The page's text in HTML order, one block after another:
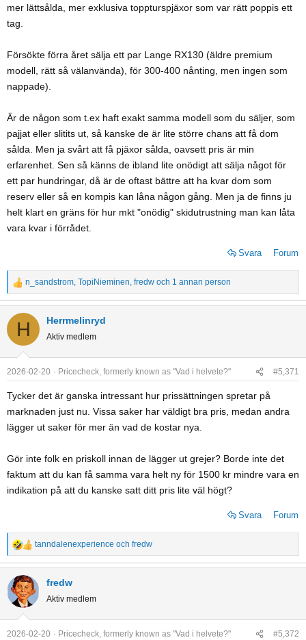
mer lättsålda, mer exklusiva toppturspjäxor som var rätt poppis ett
tag.
Försökte förra året sälja ett par Lange RX130 (äldre premium
modell, rätt så välanvända), för 300-400 nånting, men ingen som
nappade).
Är de någon som t.ex haft exakt samma modell som du säljer, som
pajjat eller slitits ut, så kanske de är lite större chans att få dom
sålda. Men ja svårt att få pjäxor sålda, oavsett pris är min
erfarenhet. Sen så känns de ibland lite onödigt att sälja något för
ett par hundringar, då är de oftast bättre att ha kvar dom som
reserv eller så en kompis kan låna någon gång. Men ja de finns ju
helt klart en gräns för hur mkt "onödig" skidutrustning man kan låta
vara kvar i förrådet.
Svara Forum
R
e
a
t
i
o
n
s
:
n_sandstrom, TopiNieminen, fredw och 1 annan person
H Herrmelinryd
Aktiv medlem
2026-02-20 Pricecheck, formerly known as "Vad i helvete?" #5,371
Tycker det är ganska intressant hur prissättningen spretar på
marknaden just nu. Vissa saker har väldigt bra pris, medan andra
lägger ut saker för mer än vad de kostar nya.
Gör inte folk en priskoll innan de lägger ut grejer? Borde inte det
faktum att du kan få samma vara helt ny för 1500 kr mindre vara en
indikation på att du kanske satt ditt pris lite väl högt?
Svara Forum
R
e
a
c
t
i
o
tanndalenexperience och fredw
fredw
Aktiv medlem
2026-02-20 Pricecheck, formerly known as "Vad i helvete?" #5,372